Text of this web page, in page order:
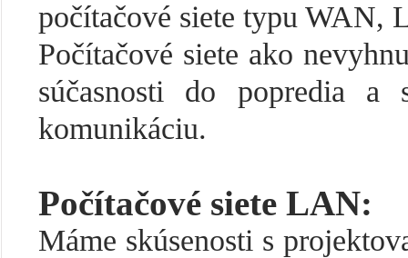
počítačové siete typu WAN,
Počítačové siete ako
súčasnosti do popredia a
komunikáciu.
Počítačové siete LAN:
Máme skúsenosti s